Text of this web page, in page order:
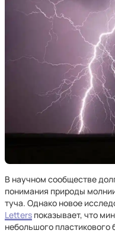
В научном сообществе
понимания природы
туча. Однако новое
Letters показывает, что
небольшого пластикового